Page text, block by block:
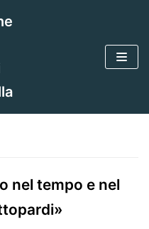
nel tempo e nel